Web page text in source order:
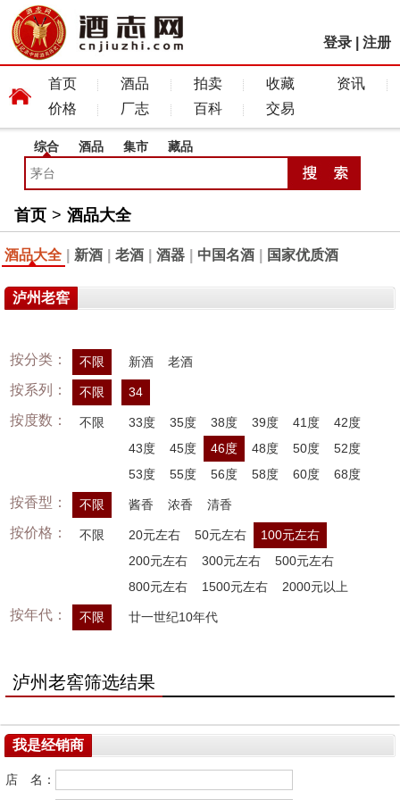
登录 注册
首页 酒品 拍卖 收藏
资讯
价格
厂志 百科 交易
综合 酒品 集市 藏品
首页 > 酒品大全
酒品大全 新酒 老酒 酒器 中国名酒 国家优质酒
泸州老窖
按分类： 不限 新酒 老酒
按系列： 不限 34
按度数： 不限 33度 35度 38度 39度 41度
42度
43度
45度 46度 48度 50度
52度
53度
55度 56度 58度 60度 68度
按香型： 不限 酱香 浓香 清香
按价格： 不限 20元左右 50元左右
100元左右
200元左右
300元左右
500元左右
800元左右
1500元左右 2000元以上
按年代： 不限 廿一世纪10年代
泸州老窖筛选结果
我是经销商
店 名：